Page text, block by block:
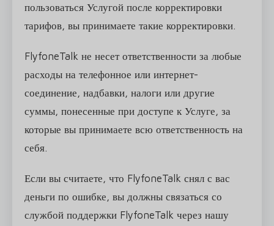
пользоваться Услугой после корректировки
тарифов, вы принимаете такие корректировки.
FlyfoneTalk не несет ответственности за любые
расходы на телефонное или интернет-
соединение, надбавки, налоги или другие
суммы, понесенные при доступе к Услуге, за
которые вы принимаете всю ответственность на
себя.
Если вы считаете, что FlyfoneTalk снял с вас
деньги по ошибке, вы должны связаться со
службой поддержки FlyfoneTalk через нашу